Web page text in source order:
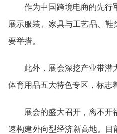
作为中国跨境电商的先行
展示服装、家具与工艺品、
要举措。
此外，展会深挖产业带潜
体育用品五大特色专区，标志
展会的盛大召开，离不开
速构建外向型经济新高地。目